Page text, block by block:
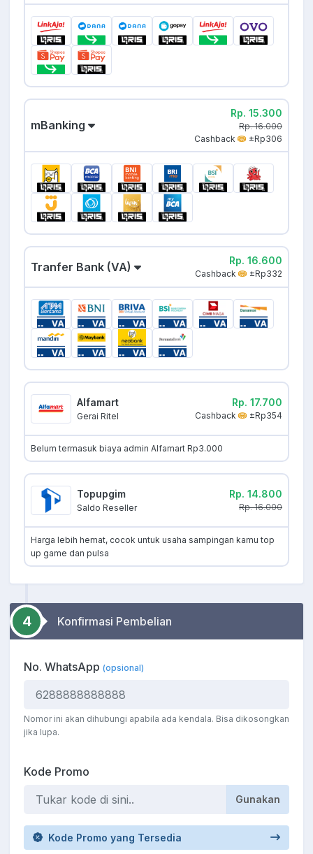
mBanking
Rp. 15.300
Rp. 16.000
Cashback
±Rp306
Tranfer Bank (VA) Rp. 16.600
Cashback ±Rp332
Alfamart
Gerai Ritel
Rp. 17.700
Cashback ±Rp354
Belum termasuk biaya admin Alfamart Rp3.000
Topupgim
Saldo Reseller
Rp. 14.800
Rp. 16.000
Harga lebih hemat, cocok untuk usaha sampingan kamu top
up game dan pulsa
4 Konfirmasi Pembelian
No. WhatsApp (opsional)
Nomor ini akan dihubungi apabila ada kendala. Bisa dikosongkan
jika lupa.
Kode Promo
Gunakan
Kode Promo yang Tersedia